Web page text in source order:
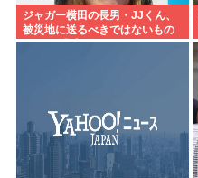
ジャガー横田の長男・JJくん、
被災地に送るべきではないもの
とは？ 「千羽鶴… めちゃくちゃ